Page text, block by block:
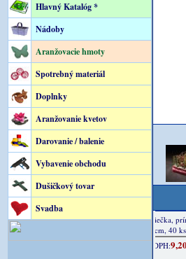
Hlavný Katalóg *
Nádoby
Aranžovacie hmoty
Spotrebný materiál
Doplnky
Aranžovanie kvetov
Darovanie / balenie
Vybavenie obchodu
Dušičkový tovar
Svadba